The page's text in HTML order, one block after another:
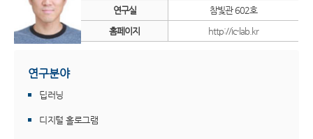
연구실
참빛관 602호
홈페이지
http://ic-lab.kr
연구분야
딥러닝
디지털 홀로그램